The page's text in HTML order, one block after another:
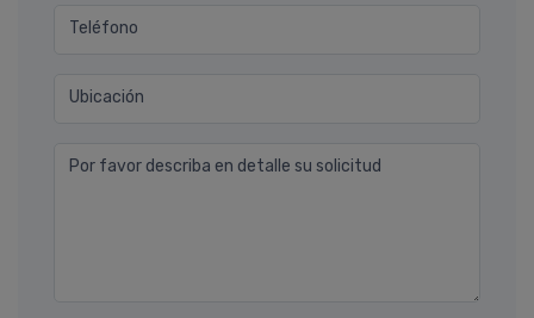
Teléfono
Ubicación
Por favor describa en detalle su solicitud